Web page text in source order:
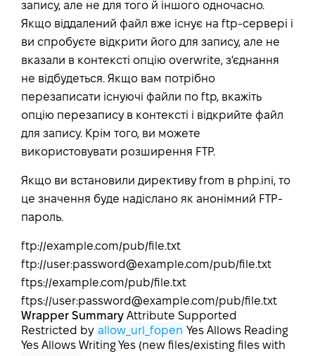
запису, але не для того й іншого одночасно.
Якщо віддалений файл вже існує на ftp-сервері і
ви спробуєте відкрити його для запису, але не
вказали в контексті опцію overwrite, з'єднання
не відбудеться. Якщо вам потрібно
перезаписати існуючі файли по ftp, вкажіть
опцію перезапису в контексті і відкрийте файл
для запису. Крім того, ви можете
використовувати розширення FTP.
Якщо ви встановили директиву from в php.ini, то
це значення буде надіслано як анонімний FTP-
пароль.
ftp://example.com/pub/file.txt
ftp://user:password@example.com/pub/file.txt
ftps://example.com/pub/file.txt
ftps://user:password@example.com/pub/file.txt
Wrapper Summary Attribute Supported
Restricted by allow_url_fopen Yes Allows Reading
Yes Allows Writing Yes (new files/existing files with